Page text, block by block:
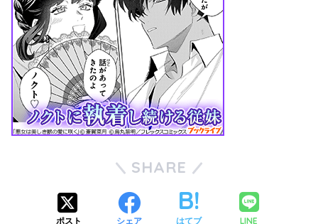
SHARE
ポスト シェア はてブ LINE